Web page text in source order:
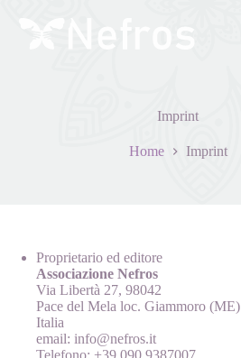
Imprint
Home Imprint
Proprietario ed editore
Associazione Nefros
Via Libertà 27, 98042
Pace del Mela loc. Giammoro (ME)
Italia
email: info@nefros.it